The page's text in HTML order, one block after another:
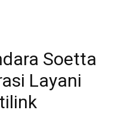
Soetta
Layani